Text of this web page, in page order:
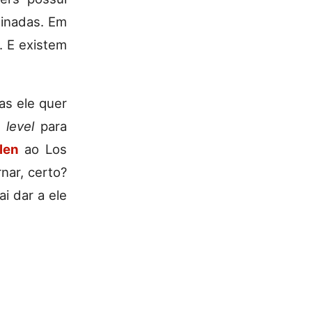
Em
E existem
ele quer
levelpara
ao Los
certo?
dar a ele